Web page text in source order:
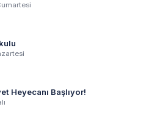
Heyecanı Başlıyor!